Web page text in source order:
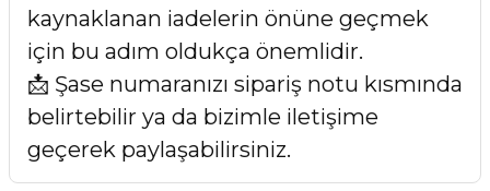
kaynaklanan iadelerin önüne geçmek
için bu adım oldukça önemlidir.
📩 Şase numaranızı sipariş notu kısmında
belirtebilir ya da bizimle iletişime
geçerek paylaşabilirsiniz.